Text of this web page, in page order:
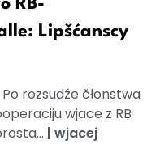
RB-
Lipšćanscy
rozsudźe čłonstwa
wjace z RB
| wjacej